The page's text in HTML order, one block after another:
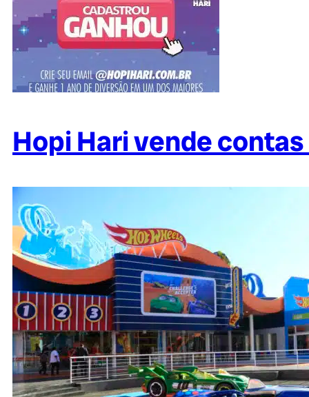
Hopi Hari vende